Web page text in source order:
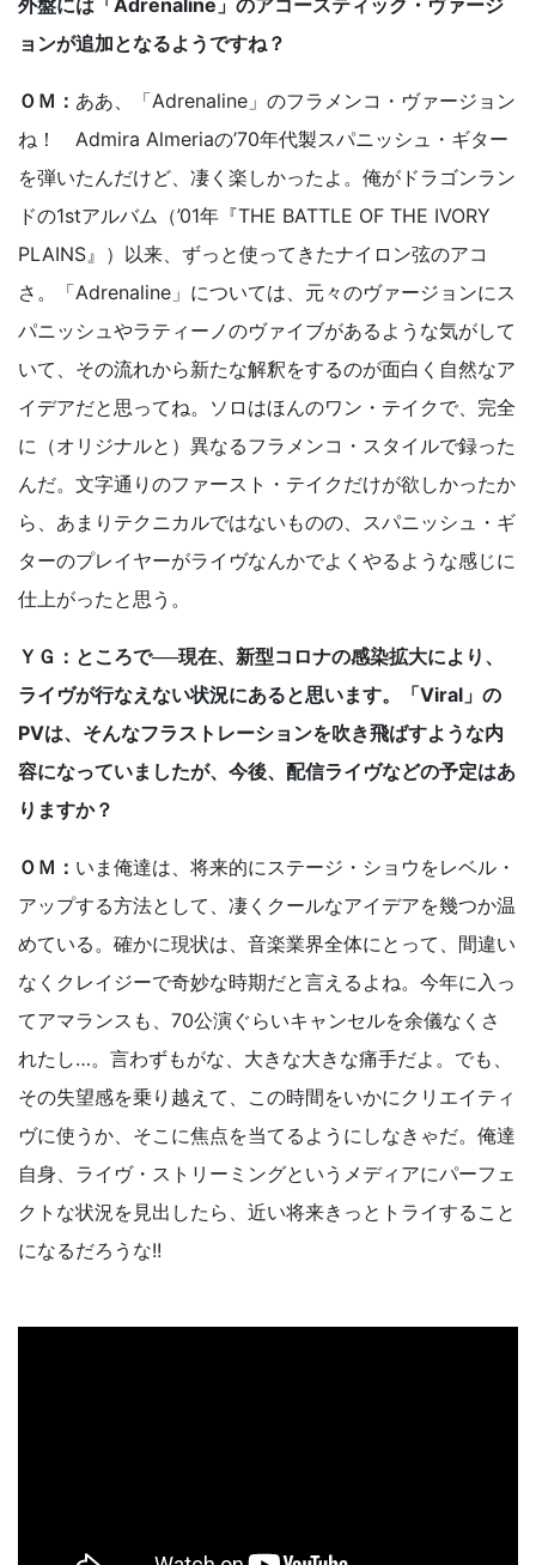
ョンが追加となるようですね？
ＯＭ： ああ、「Adrenaline」のフラメンコ・ヴァージョン
ね！ Admira Almeriaの’70年代製スパニッシュ・ギター
を弾いたんだけど、凄く楽しかったよ。俺がドラゴンラン
ドの1stアルバム（’01年『THE BATTLE OF THE IVORY
PLAINS』）以来、ずっと使ってきたナイロン弦のアコ
さ。「Adrenaline」については、元々のヴァージョンにス
パニッシュやラティーノのヴァイブがあるような気がして
いて、その流れから新たな解釈をするのが面白く自然なア
イデアだと思ってね。ソロはほんのワン・テイクで、完全
に（オリジナルと）異なるフラメンコ・スタイルで録った
んだ。文字通りのファースト・テイクだけが欲しかったか
ら、あまりテクニカルではないものの、スパニッシュ・ギ
ターのプレイヤーがライヴなんかでよくやるような感じに
仕上がったと思う。
ＹＧ：ところで──現在、新型コロナの感染拡大により、
ライヴが行なえない状況にあると思います。「Viral」の
PVは、そんなフラストレーションを吹き飛ばすような内
容になっていましたが、今後、配信ライヴなどの予定はあ
りますか？
ＯＭ： いま俺達は、将来的にステージ・ショウをレベル・
アップする方法として、凄くクールなアイデアを幾つか温
めている。確かに現状は、音楽業界全体にとって、間違い
なくクレイジーで奇妙な時期だと言えるよね。今年に入っ
てアマランスも、70公演ぐらいキャンセルを余儀なくさ
れたし…。言わずもがな、大きな大きな痛手だよ。でも、
その失望感を乗り越えて、この時間をいかにクリエイティ
ヴに使うか、そこに焦点を当てるようにしなきゃだ。俺達
自身、ライヴ・ストリーミングというメディアにパーフェ
クトな状況を見出したら、近い将来きっとトライすること
になるだろうな!!